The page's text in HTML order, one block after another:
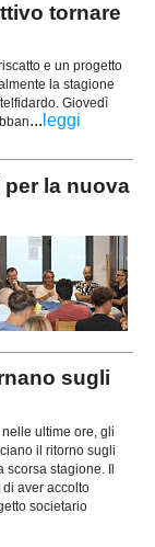
tornare
e un progetto
la stagione
Giovedì
... leggi
per la nuova
sugli
ultime ore, gli
il ritorno sugli
scorsa stagione. Il
aver accolto
societario